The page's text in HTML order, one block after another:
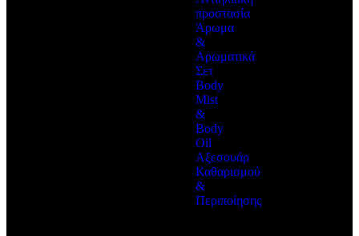
προστασία
Άρωμα
&
Αρωματικά
Σετ
Body
Mist
&
Body
Oil
Αξεσουάρ
Καθαρισμού
&
Περιποίησης